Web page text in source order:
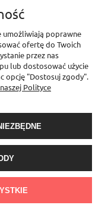
78, 02-626 Warszawa, woj.
l REGON: 541058992
umożliwiają poprawne
ofertę do Twoich
przez nas
lub dostosować użycie
opcję "Dostosuj zgody".
Polityce